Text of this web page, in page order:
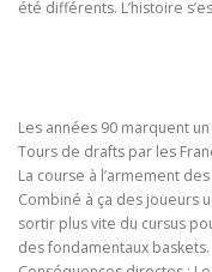
été différents. L’histoire
Les années 90 marquent
Tours de drafts par les
La course à l’armement
Combiné à ça des joueurs
sortir plus vite du cursus
des fondamentaux baskets.